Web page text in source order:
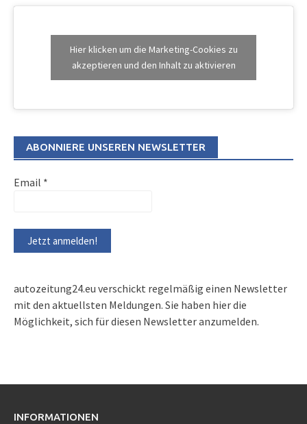
Hier klicken um die Marketing-Cookies zu
akzeptieren und den Inhalt zu aktivieren
ABONNIERE UNSEREN NEWSLETTER
Email *
autozeitung24.eu verschickt regelmäßig einen Newsletter
mit den aktuellsten Meldungen. Sie haben hier die
Möglichkeit, sich für diesen Newsletter anzumelden.
INFORMATIONEN